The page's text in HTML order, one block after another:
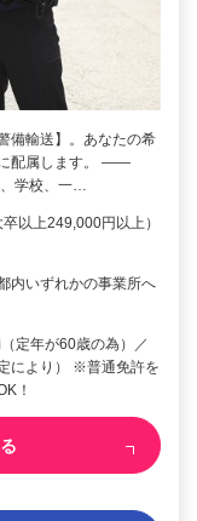
備輸送】。あなたの希
配属します。 ――
学校、一…
以上249,000円以上）
内いずれかの事業所へ
定年が60歳の為）／
により） ※普通免許を
！